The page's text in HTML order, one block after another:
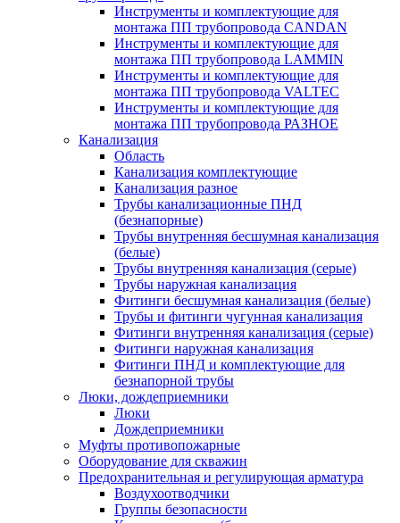
Инструменты и комплектующие для
монтажа ПП трубопровода CANDAN
Инструменты и комплектующие для
монтажа ПП трубопровода LAMMIN
Инструменты и комплектующие для
монтажа ПП трубопровода VALTEC
Инструменты и комплектующие для
монтажа ПП трубопровода РАЗНОЕ
Канализация
Область
Канализация комплектующие
Канализация разное
Трубы канализационные ПНД
(безнапорные)
Трубы внутренняя бесшумная канализация
(белые)
Трубы внутренняя канализация (серые)
Трубы наружная канализация
Фитинги бесшумная канализация (белые)
Трубы и фитинги чугунная канализация
Фитинги внутренняя канализация (серые)
Фитинги наружная канализация
Фитинги ПНД и комплектующие для
безнапорной трубы
Люки, дождеприемники
Люки
Дождеприемники
Муфты противопожарные
Оборудование для скважин
Предохранительная и регулирующая арматура
Воздухоотводчики
Группы безопасности